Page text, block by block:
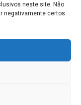
neste site. Não
negativamente certos
- Avenida